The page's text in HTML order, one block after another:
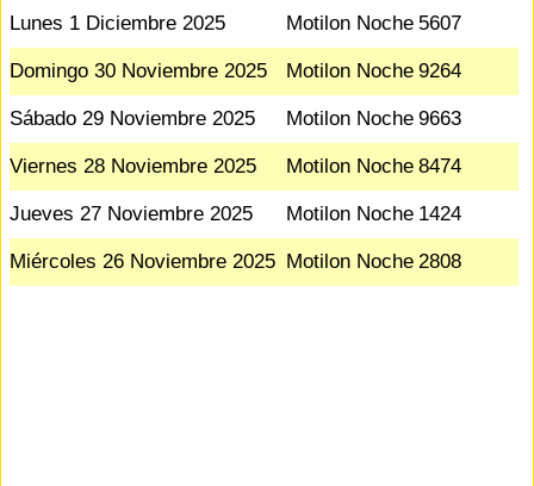
Lunes 1 Diciembre 2025 Motilon Noche 5607
Domingo 30 Noviembre 2025 Motilon Noche 9264
Sábado 29 Noviembre 2025 Motilon Noche 9663
Viernes 28 Noviembre 2025 Motilon Noche 8474
Jueves 27 Noviembre 2025 Motilon Noche 1424
Miércoles 26 Noviembre 2025 Motilon Noche 2808